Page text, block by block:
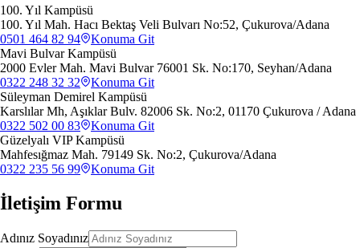
100. Yıl Kampüsü
100. Yıl Mah. Hacı Bektaş Veli Bulvarı No:52, Çukurova/Adana
0501 464 82 94
Konuma Git
Mavi Bulvar Kampüsü
2000 Evler Mah. Mavi Bulvar 76001 Sk. No:170, Seyhan/Adana
0322 248 32 32
Konuma Git
Süleyman Demirel Kampüsü
Karslılar Mh, Aşıklar Bulv. 82006 Sk. No:2, 01170 Çukurova / Adana
0322 502 00 83
Konuma Git
Güzelyalı VIP Kampüsü
Mahfesığmaz Mah. 79149 Sk. No:2, Çukurova/Adana
0322 235 56 99
Konuma Git
İletişim Formu
Adınız Soyadınız